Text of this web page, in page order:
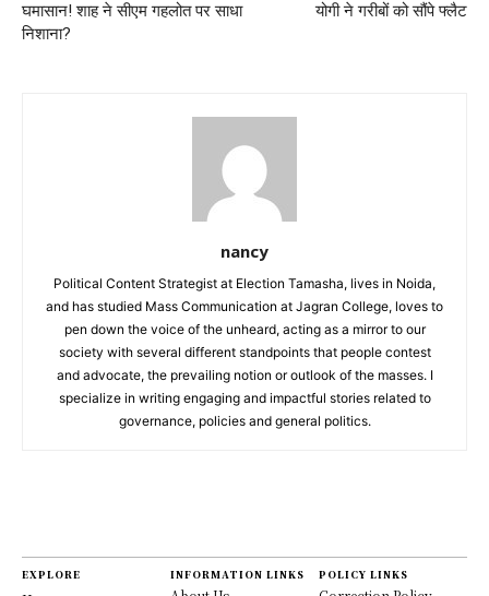
घमासान! शाह ने सीएम गहलोत पर साधा
निशाना?
योगी ने गरीबों को सौंपे फ्लैट
nancy
Political Content Strategist at Election Tamasha, lives in Noida,
and has studied Mass Communication at Jagran College, loves to
pen down the voice of the unheard, acting as a mirror to our
society with several different standpoints that people contest
and advocate, the prevailing notion or outlook of the masses. I
specialize in writing engaging and impactful stories related to
governance, policies and general politics.
EXPLORE INFORMATION LINKS POLICY LINKS